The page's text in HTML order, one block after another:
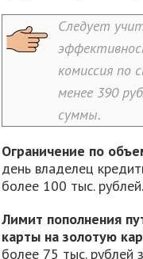
Следует
комиссия
менее 390
суммы.
Ограничение по
день владелец
более 100 тыс. рублей.
Лимит пополнения
карты на золотую
более 75 тыс. рублей